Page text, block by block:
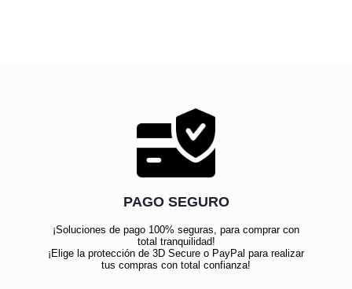
PAGO SEGURO
¡Soluciones de pago 100% seguras, para comprar con
total tranquilidad!
¡Elige la protección de 3D Secure o PayPal para realizar
tus compras con total confianza!